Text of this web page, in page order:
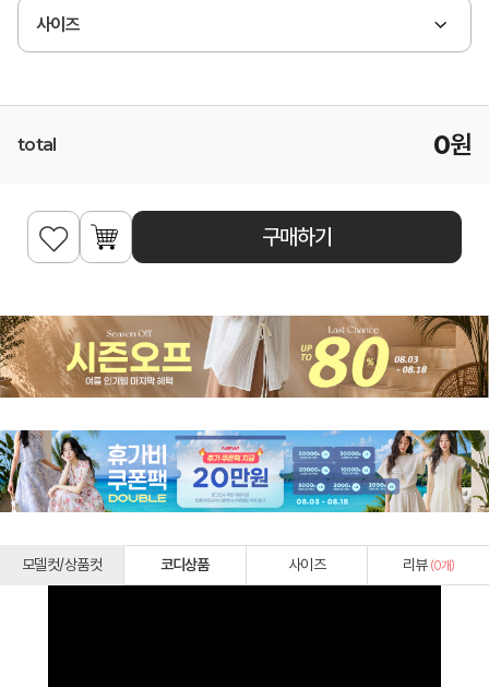
사이즈
total 0원
구매하기
모델컷/상품컷 코디상품 사이즈 리뷰 (0개)